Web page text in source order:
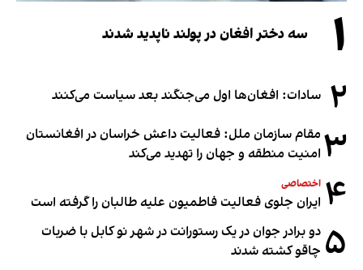
۱ سه دختر افغان در پولند ناپدید شدند
۲ سادات: افغان‌ها اول می‌جنگند بعد سیاست می‌کنند
۳ مقام سازمان ملل: فعالیت داعش خراسان در افغانستان
امنیت منطقه و جهان را تهدید می‌کند
۴ اختصاصی
ایران جلوی فعالیت فاطمیون علیه طالبان را گرفته است
۵ دو برادر جوان در یک رستورانت در شهر نو کابل با ضربات
چاقو کشته شدند